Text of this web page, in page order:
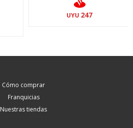
UYU 247
Cómo comprar
Franquicias
Nuestras tiendas